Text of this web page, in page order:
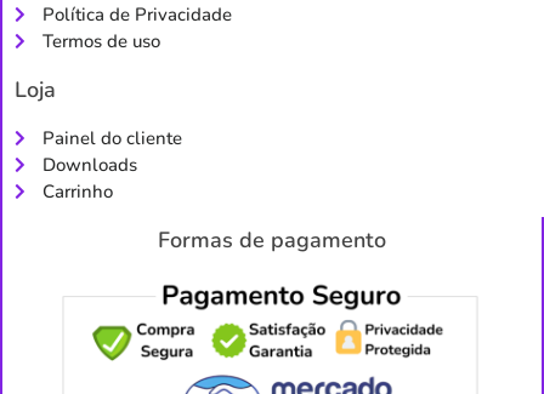
Política de Privacidade
Termos de uso
Loja
Painel do cliente
Downloads
Carrinho
Formas de pagamento